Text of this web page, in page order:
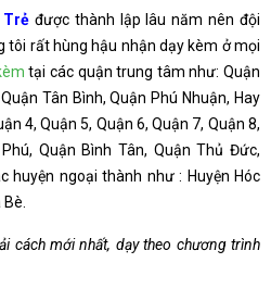
Trẻ được thành lập lâu năm nên đội
tôi rất hùng hậu nhận dạy kèm ở mọi
tại các quận trung tâm như: Quận
Tân Bình, Quận Phú Nhuận, Hay
4, Quận 5, Quận 6, Quận 7, Quận 8,
Quận Bình Tân, Quận Thủ Đức,
huyện ngoại thành như : Huyện Hóc
cách mới nhất, dạy theo chương trình